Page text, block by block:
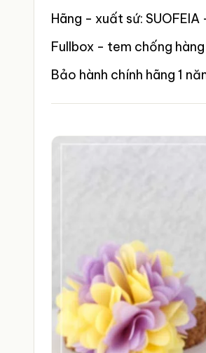
Hãng - xuất sứ: SUOFEIA
Fullbox - tem chống
Bảo hành chính hãng 1